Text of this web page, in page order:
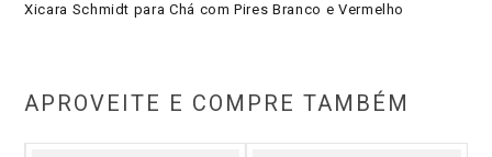
Xicara Schmidt para Chá com Pires Branco e Vermelho
APROVEITE E COMPRE TAMBÉM